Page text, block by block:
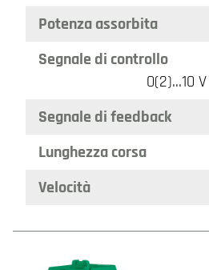
Potenza assorbita
Segnale di controllo
0(2)…10
Segnale di feedback
Lunghezza corsa
Velocità